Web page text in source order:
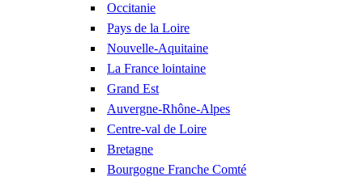
Occitanie
Pays de la Loire
Nouvelle-Aquitaine
La France lointaine
Grand Est
Auvergne-Rhône-Alpes
Centre-val de Loire
Bretagne
Bourgogne Franche Comté